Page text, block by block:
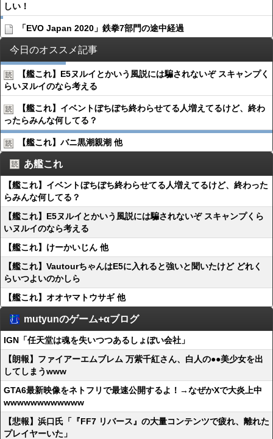
しい！
「EVO Japan 2020」鉄拳7部門の途中経過
今日のオススメ記事
【艦これ】E5ヌルイとかいう風説には騙されないぞ スキャンプく
らいヌルイのなら考える
【艦これ】イベントぼちぼち終わらせてる人増えてるけど、終わ
ったらみんな何してる？
【艦これ】バニ黒潮親潮 他
あ艦これ
【艦これ】イベントぼちぼち終わらせてる人増えてるけど、終わった
らみんな何してる？
【艦これ】E5ヌルイとかいう風説には騙されないぞ スキャンプくら
いヌルイのなら考える
【艦これ】けーかいじん 他
【艦これ】VautourちゃんはE5に入れると強いと聞いたけど どれく
らいつよいのかしら
【艦これ】オオヤマトウサギ 他
mutyunのゲーム+αブログ
IGN「任天堂は魂を失いつつあるしょぼい会社」
【朗報】ファイアーエムブレム 万紫千紅さん、白人の●●美少女を出
してしまうwww
GTA6最新映像をネトフリで最速公開するよ！→なぜかXで大炎上中
wwwwwwwwwwww
【悲報】浜口氏「『FF7 リバース』の大量コンテンツで疲れ、離れた
プレイヤーいた」